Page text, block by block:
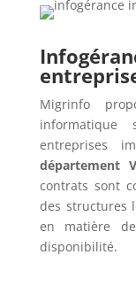
Migrinfo
entreprises
département
contrats sont
des structures
en matière
disponibilité.